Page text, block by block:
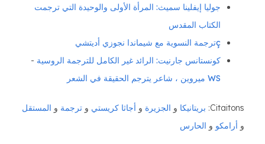
جوليا إيفلينا سميث: المرأة الأولى والوحيدة التي ترجمت
الكتاب المقدس
çترجمة النسوية مع شيماندا نجوزي أديتشي
كونستانس جارنيت: الرائد غير الكامل للترجمة الروسية -
WS ميروين ، شاعر يترجم الحقيقة في الشعر
Citaitons: بريتانيكا و الجزيرة و أجاثا كريستي و ترجمة و المستقل
و أرامكو و الحارس